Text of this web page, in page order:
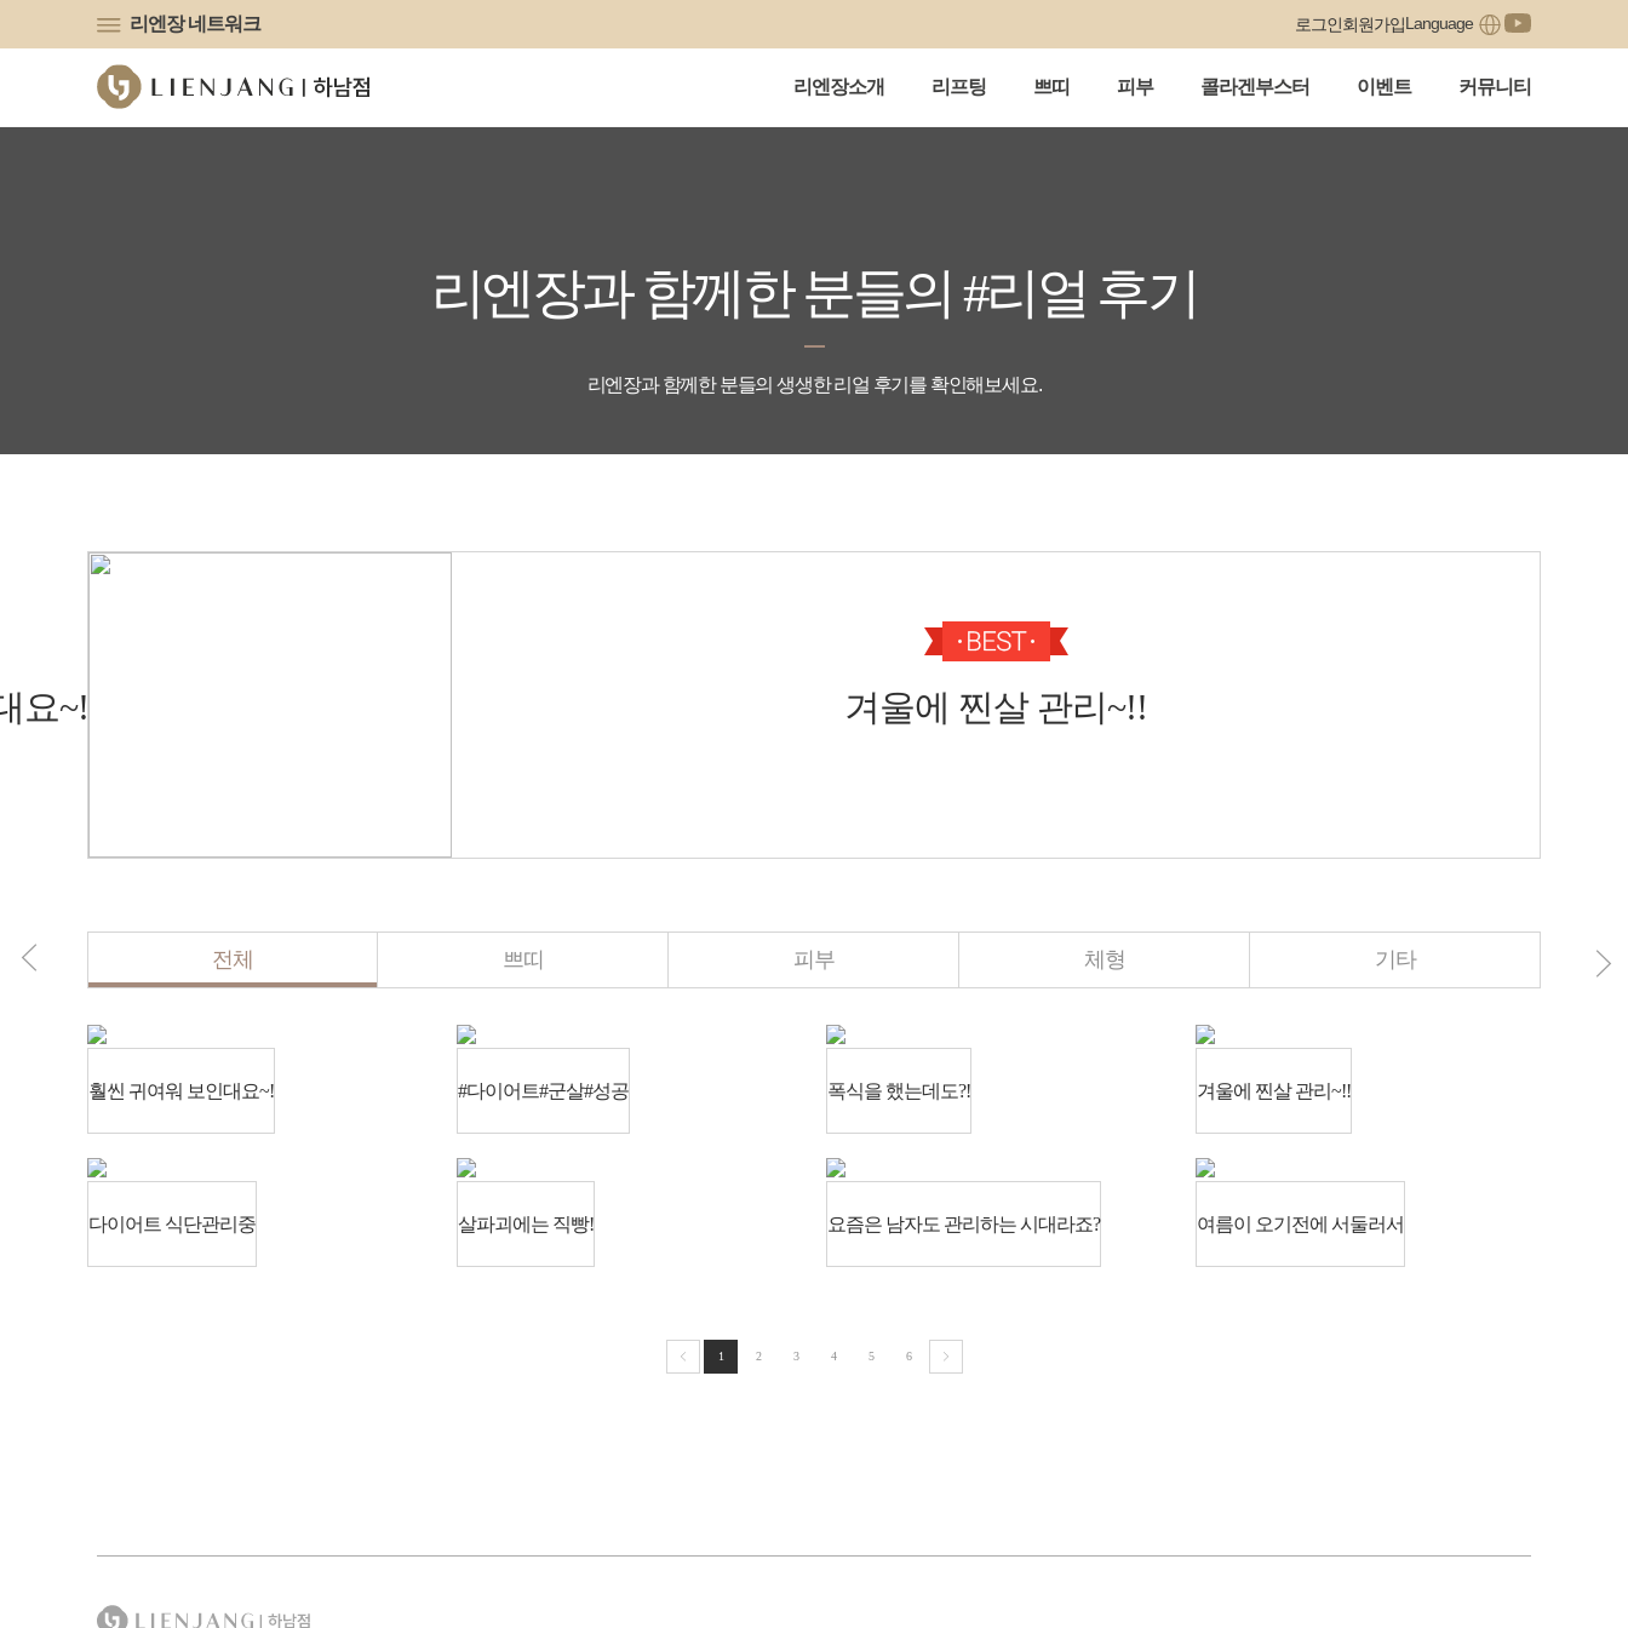
리엔장 네트워크 로그인회원가입Language
리엔장소개 리프팅 쁘띠 피부 콜라겐부스터 이벤트 커뮤니티
리엔장과 함께한 분들의 #리얼 후기
리엔장과 함께한 분들의 생생한 리얼 후기를 확인해보세요.
요~! 겨울에 찐살 관리~!!
전체 쁘띠 피부 체형 기타
훨씬 귀여워 보인대요~! #다이어트#군살#성공 폭식을 했는데도?! 겨울에 찐살 관리~!!
다이어트 식단관리중 살파괴에는 직빵! 요즘은 남자도 관리하는 시대라죠? 여름이 오기전에 서둘러서
1 2 3 4 5 6